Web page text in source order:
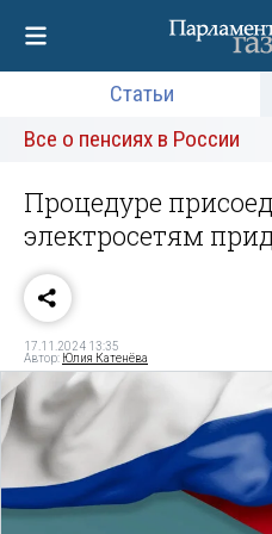
Статьи
Все о пенсиях в России
Процедуре
электросетям
17.11.2024 13:35
Автор: Юлия Катенёва